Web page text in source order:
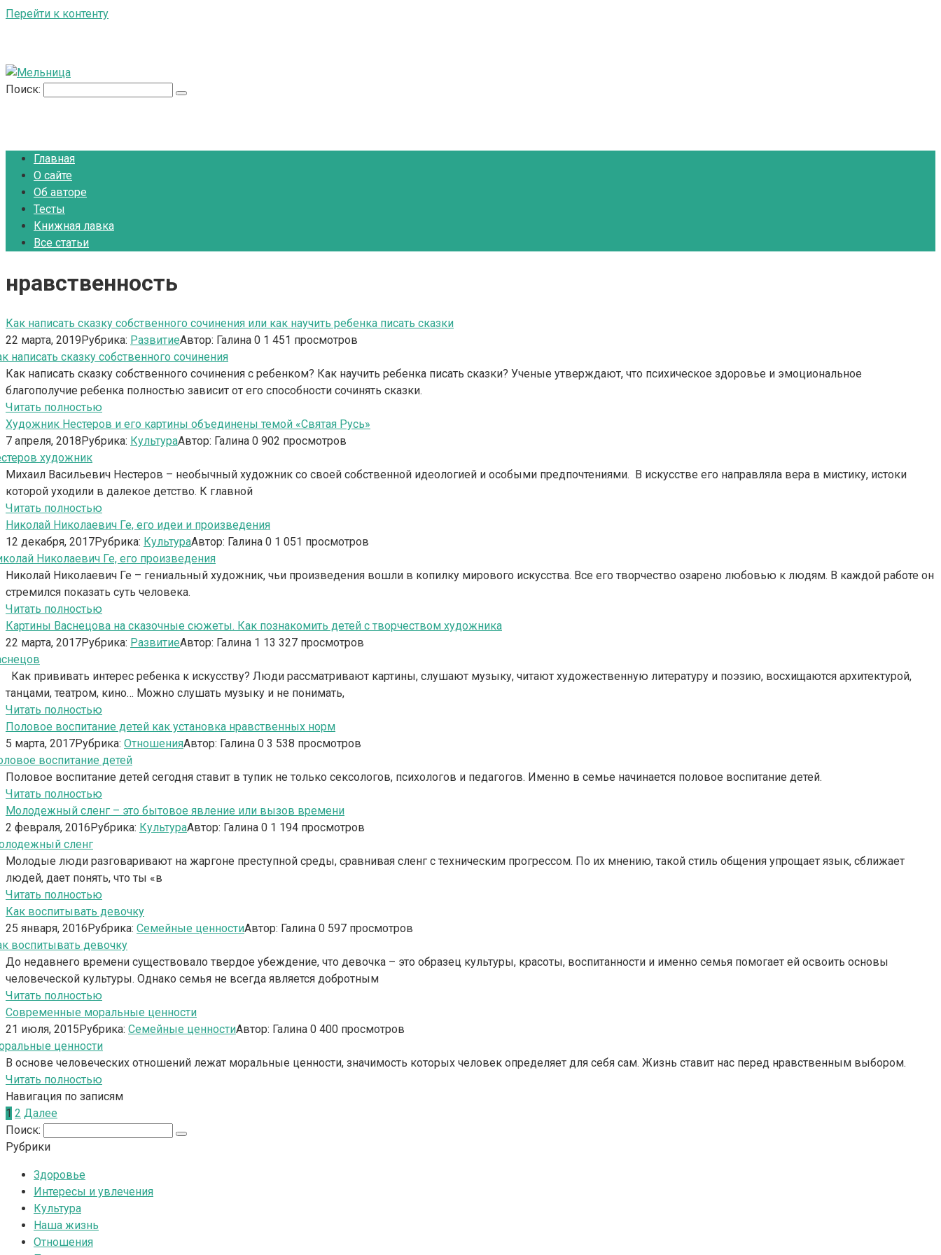
Перейти к контенту
Поиск:
Главная
О сайте
Об авторе
Тесты
Книжная лавка
Все статьи
нравственность
Как написать сказку собственного сочинения или как научить ребенка писать сказки
22 марта, 2019Рубрика: РазвитиеАвтор: Галина 0 1 451 просмотров
Как написать сказку собственного сочинения с ребенком? Как научить ребенка писать сказки? Ученые утверждают, что психическое здоровье и эмоциональное
благополучие ребенка полностью зависит от его способности сочинять сказки.
Читать полностью
Художник Нестеров и его картины объединены темой «Святая Русь»
7 апреля, 2018Рубрика: КультураАвтор: Галина 0 902 просмотров
Михаил Васильевич Нестеров – необычный художник со своей собственной идеологией и особыми предпочтениями. В искусстве его направляла вера в мистику, истоки
которой уходили в далекое детство. К главной
Читать полностью
Николай Николаевич Ге, его идеи и произведения
12 декабря, 2017Рубрика: КультураАвтор: Галина 0 1 051 просмотров
Николай Николаевич Ге – гениальный художник, чьи произведения вошли в копилку мирового искусства. Все его творчество озарено любовью к людям. В каждой работе он
стремился показать суть человека.
Читать полностью
Картины Васнецова на сказочные сюжеты. Как познакомить детей с творчеством художника
22 марта, 2017Рубрика: РазвитиеАвтор: Галина 1 13 327 просмотров
Как прививать интерес ребенка к искусству? Люди рассматривают картины, слушают музыку, читают художественную литературу и поэзию, восхищаются архитектурой,
танцами, театром, кино… Можно слушать музыку и не понимать,
Читать полностью
Половое воспитание детей как установка нравственных норм
5 марта, 2017Рубрика: ОтношенияАвтор: Галина 0 3 538 просмотров
Половое воспитание детей сегодня ставит в тупик не только сексологов, психологов и педагогов. Именно в семье начинается половое воспитание детей.
Читать полностью
Молодежный сленг – это бытовое явление или вызов времени
2 февраля, 2016Рубрика: КультураАвтор: Галина 0 1 194 просмотров
Молодые люди разговаривают на жаргоне преступной среды, сравнивая сленг с техническим прогрессом. По их мнению, такой стиль общения упрощает язык, сближает
людей, дает понять, что ты «в
Читать полностью
Как воспитывать девочку
25 января, 2016Рубрика: Семейные ценностиАвтор: Галина 0 597 просмотров
До недавнего времени существовало твердое убеждение, что девочка – это образец культуры, красоты, воспитанности и именно семья помогает ей освоить основы
человеческой культуры. Однако семья не всегда является добротным
Читать полностью
Современные моральные ценности
21 июля, 2015Рубрика: Семейные ценностиАвтор: Галина 0 400 просмотров
В основе человеческих отношений лежат моральные ценности, значимость которых человек определяет для себя сам. Жизнь ставит нас перед нравственным выбором.
Читать полностью
Навигация по записям
1 2 Далее
Поиск:
Рубрики
Здоровье
Интересы и увлечения
Культура
Наша жизнь
Отношения